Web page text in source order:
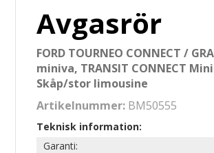
Avgasrör
FORD TOURNEO CONNECT /
miniva, TRANSIT CONNECT
Skåp/stor limousine
Artikelnummer: BM50555
Teknisk information:
Garanti: